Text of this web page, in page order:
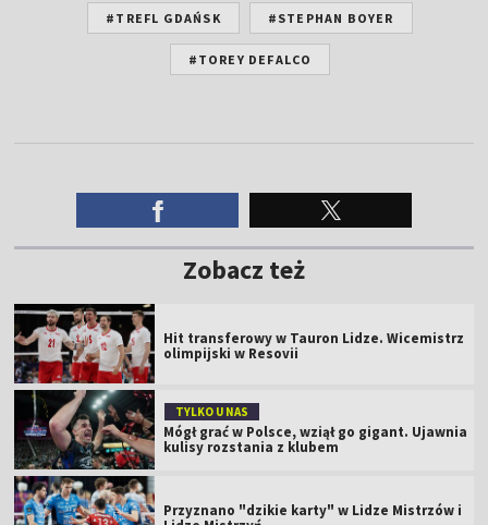
#TREFL GDAŃSK #STEPHAN BOYER
#TOREY DEFALCO
Zobacz też
Hit transferowy w Tauron Lidze. Wicemistrz
olimpijski w Resovii
TYLKO U NAS
Mógł grać w Polsce, wziął go gigant. Ujawnia
kulisy rozstania z klubem
Przyznano "dzikie karty" w Lidze Mistrzów i